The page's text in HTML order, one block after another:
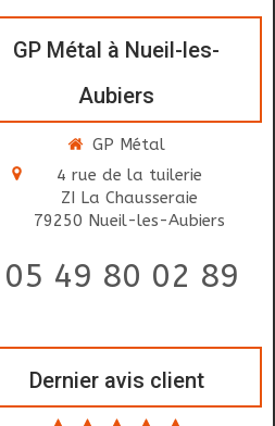
GP Métal à Nueil-les-
Aubiers
GP Métal
4 rue de la tuilerie
ZI La Chausseraie
79250 Nueil-les-Aubiers
05 49 80 02 89
Dernier avis client